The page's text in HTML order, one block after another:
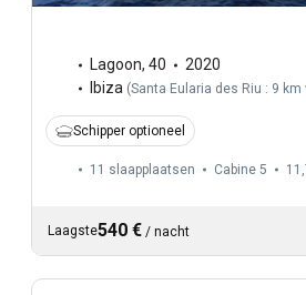
Lagoon, 40
2020
Ibiza (Santa Eularia des Riu : 9 km
Schipper optioneel
11 slaapplaatsen Cabine 5
Laagste540 € / nacht